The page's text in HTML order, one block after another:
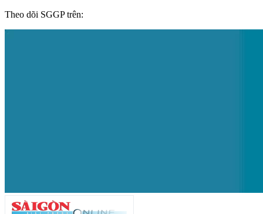
Theo dõi SGGP trên: